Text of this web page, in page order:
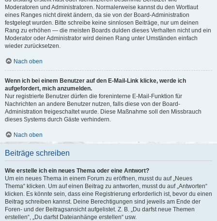
Moderatoren und Administratoren. Normalerweise kannst du den Wortlaut
eines Ranges nicht direkt ändern, da sie von der Board-Administration
festgelegt wurden. Bitte schreibe keine sinnlosen Beiträge, nur um deinen
Rang zu erhöhen — die meisten Boards dulden dieses Verhalten nicht und ein
Moderator oder Administrator wird deinen Rang unter Umständen einfach
wieder zurücksetzen.
Nach oben
Wenn ich bei einem Benutzer auf den E-Mail-Link klicke, werde ich
aufgefordert, mich anzumelden.
Nur registrierte Benutzer dürfen die foreninterne E-Mail-Funktion für
Nachrichten an andere Benutzer nutzen, falls diese von der Board-
Administration freigeschaltet wurde. Diese Maßnahme soll den Missbrauch
dieses Systems durch Gäste verhindern.
Nach oben
Beiträge schreiben
Wie erstelle ich ein neues Thema oder eine Antwort?
Um ein neues Thema in einem Forum zu eröffnen, musst du auf „Neues
Thema“ klicken. Um auf einen Beitrag zu antworten, musst du auf „Antworten“
klicken. Es könnte sein, dass eine Registrierung erforderlich ist, bevor du einen
Beitrag schreiben kannst. Deine Berechtigungen sind jeweils am Ende der
Foren- und der Beitragsansicht aufgelistet. Z. B. „Du darfst neue Themen
erstellen“, „Du darfst Dateianhänge erstellen“ usw.